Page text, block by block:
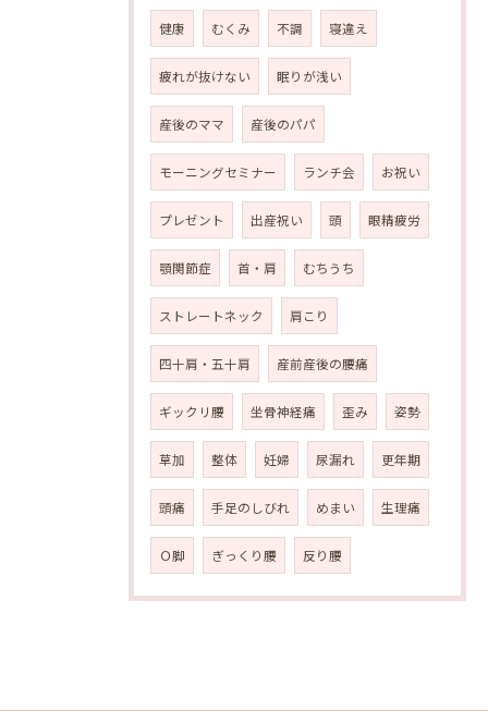
健康 むくみ 不調 寝違え
疲れが抜けない 眠りが浅い
産後のママ 産後のパパ
モーニングセミナー ランチ会 お祝い
プレゼント 出産祝い 頭 眼精疲労
顎関節症 首・肩 むちうち
ストレートネック 肩こり
四十肩・五十肩 産前産後の腰痛
ギックリ腰 坐骨神経痛 歪み 姿勢
草加 整体 妊婦 尿漏れ 更年期
頭痛 手足のしびれ めまい 生理痛
Ｏ脚 ぎっくり腰 反り腰